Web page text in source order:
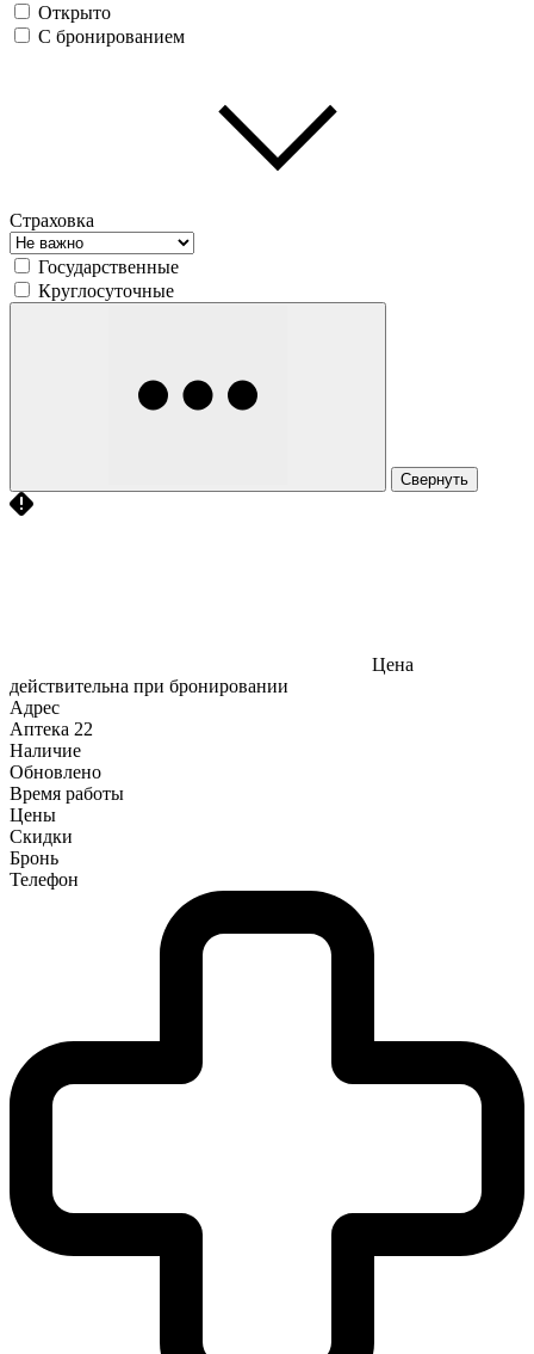
Открыто
С бронированием
Страховка
Государственные
Круглосуточные
Свернуть
Цена
действительна при бронировании
Адрес
Аптека 22
Наличие
Обновлено
Время работы
Цены
Скидки
Бронь
Телефон